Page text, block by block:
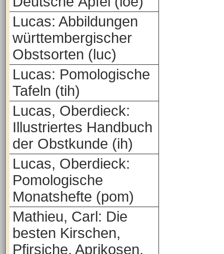
Lucas: Abbildungen
württembergischer
Obstsorten (luc)
Lucas: Pomologische
Tafeln (tih)
Lucas, Oberdieck:
Illustriertes Handbuch
der Obstkunde (ih)
Lucas, Oberdieck:
Pomologische
Monatshefte (pom)
Mathieu, Carl: Die
besten Kirschen,
Pfirsiche, Aprikosen,